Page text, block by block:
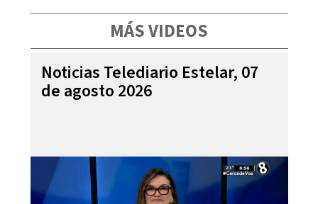
MÁS VIDEOS
Noticias Telediario Estelar, 07
de agosto 2026